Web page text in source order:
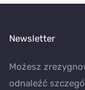
Newsletter
Możesz
odnaleźć